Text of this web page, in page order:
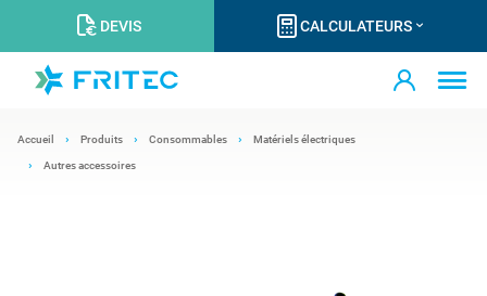
DEVIS CALCULATEURS
Accueil Produits Consommables Matériels électriques
Autres accessoires